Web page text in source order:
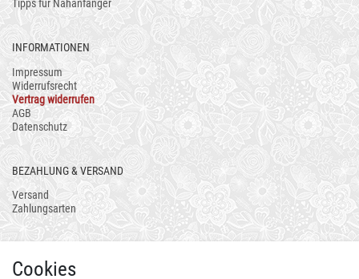
Tipps für Nähanfänger
INFORMATIONEN
Impressum
Widerrufsrecht
Vertrag widerrufen
AGB
Datenschutz
BEZAHLUNG & VERSAND
Versand
Zahlungsarten
Cookies